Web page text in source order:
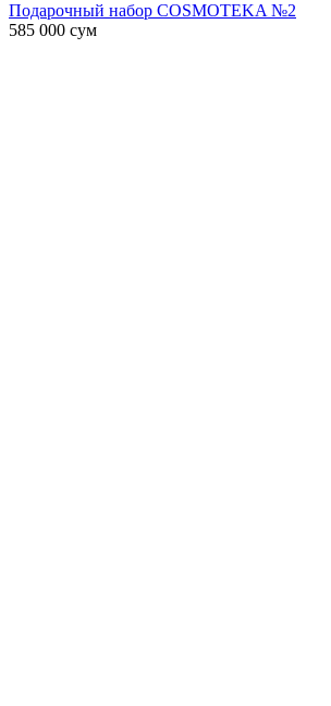
Подарочный набор COSMOTEKA №2
585 000 сум